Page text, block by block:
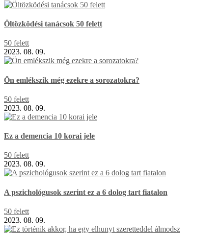
Öltözködési tanácsok 50 felett
50 felett
2023. 08. 09.
Ön emlékszik még ezekre a sorozatokra?
50 felett
2023. 08. 09.
Ez a demencia 10 korai jele
50 felett
2023. 08. 09.
A pszichológusok szerint ez a 6 dolog tart fiatalon
50 felett
2023. 08. 09.